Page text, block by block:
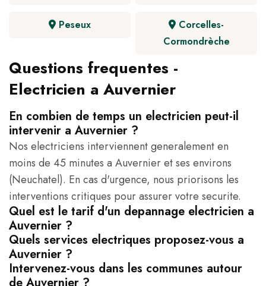
Peseux
Corcelles-
Cormondrèche
Questions frequentes -
Electricien a Auvernier
En combien de temps un electricien peut-il
intervenir a Auvernier ?
Nos electriciens interviennent generalement en
moins de 45 minutes a Auvernier et ses environs
(Neuchatel). En cas d'urgence, nous priorisons les
interventions critiques pour assurer votre securite.
Quel est le tarif d'un depannage electricien a
Auvernier ?
Quels services electriques proposez-vous a
Auvernier ?
Intervenez-vous dans les communes autour